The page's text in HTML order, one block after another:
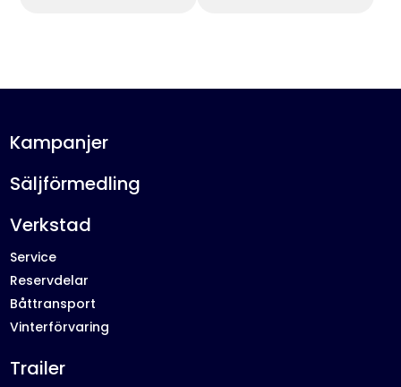
Kampanjer
Säljförmedling
Verkstad
Service
Reservdelar
Båttransport
Vinterförvaring
Trailer